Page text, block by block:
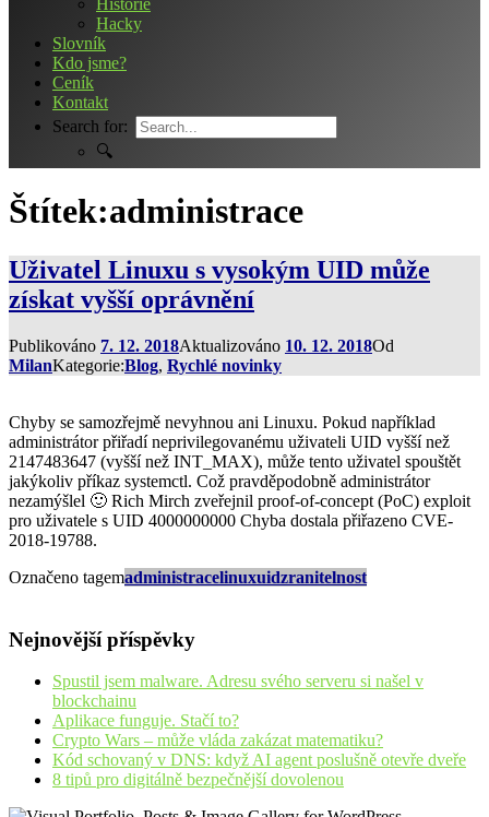
Historie
Hacky
Slovník
Kdo jsme?
Ceník
Kontakt
Search for:
🔍
Štítek:administrace
Uživatel Linuxu s vysokým UID může
získat vyšší oprávnění
Publikováno 7. 12. 2018Aktualizováno 10. 12. 2018Od
MilanKategorie:Blog, Rychlé novinky
Chyby se samozřejmě nevyhnou ani Linuxu. Pokud například
administrátor přiřadí neprivilegovanému uživateli UID vyšší než
2147483647 (vyšší než INT_MAX), může tento uživatel spouštět
jakýkoliv příkaz systemctl. Což pravděpodobně administrátor
nezamýšlel 🙂 Rich Mirch zveřejnil proof-of-concept (PoC) exploit
pro uživatele s UID 4000000000 Chyba dostala přiřazeno CVE-
2018-19788.
Označeno tagemadministracelinuxuidzranitelnost
Nejnovější příspěvky
Spustil jsem malware. Adresu svého serveru si našel v
blockchainu
Aplikace funguje. Stačí to?
Crypto Wars – může vláda zakázat matematiku?
Kód schovaný v DNS: když AI agent poslušně otevře dveře
8 tipů pro digitálně bezpečnější dovolenou